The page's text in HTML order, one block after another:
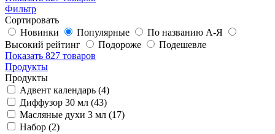
Фильтр
Сортировать
Новинки
Популярные
По названию А-Я
Высокий рейтинг
Подороже
Подешевле
Показать 827 товаров
Продукты
Продукты
Адвент календарь (4)
Диффузор 30 мл (43)
Масляные духи 3 мл (17)
Набор (2)